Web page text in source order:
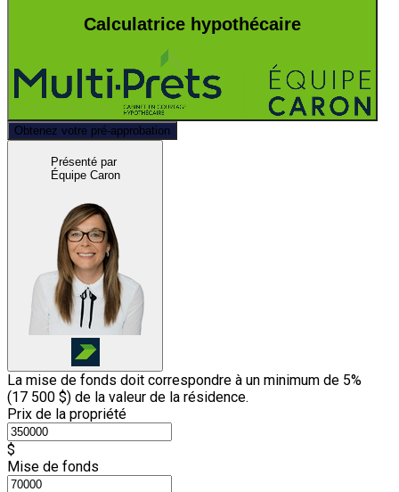
Calculatrice hypothécaire
Obtenez votre pré-approbation
Présenté par
Équipe Caron
La mise de fonds doit correspondre à un minimum de 5%
(17 500 $) de la valeur de la résidence.
Prix de la propriété
$
Mise de fonds